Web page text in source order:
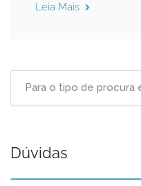
Leia Mais
Dúvidas